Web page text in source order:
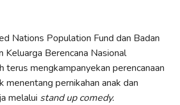
Nations Population Fund dan Badan
Keluarga Berencana Nasional
terus mengkampanyekan perencanaan
menentang pernikahan anak dan
melalui stand up comedy.